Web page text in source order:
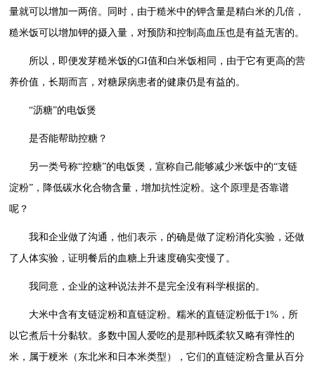
量就可以增加一两倍。同时，由于糙米中的钾含量是精白米的几倍，
糙米饭可以增加钾的摄入量，对预防和控制高血压也是有益无害的。
所以，即便发芽糙米饭的GI值和白米饭相同，由于它有更高的营
养价值，长期而言，对糖尿病患者的健康仍是有益的。
“沥糖”的电饭煲
是否能帮助控糖？
另一类号称“控糖”的电饭煲，宣称自己能够减少米饭中的“支链
淀粉”，降低碳水化合物含量，增加抗性淀粉。这个原理是否靠谱
呢？
我和企业做了沟通，他们表示，的确是做了淀粉消化实验，还做
了人体实验，证明餐后的血糖上升速度确实变慢了。
我同意，企业的这种说法并不是完全没有科学根据的。
大米中含有支链淀粉和直链淀粉。糯米的直链淀粉低于1%，所
以它煮后十分黏软。多数中国人爱吃的是那种既柔软又略有弹性的
米，属于粳米（东北米和日本米类型），它们的直链淀粉含量从百分